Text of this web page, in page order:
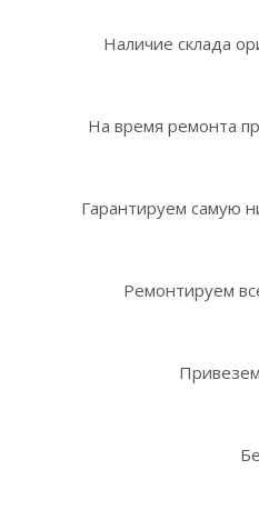
Наличие склада
На время ремонта
Гарантируем самую
Ремонтируем